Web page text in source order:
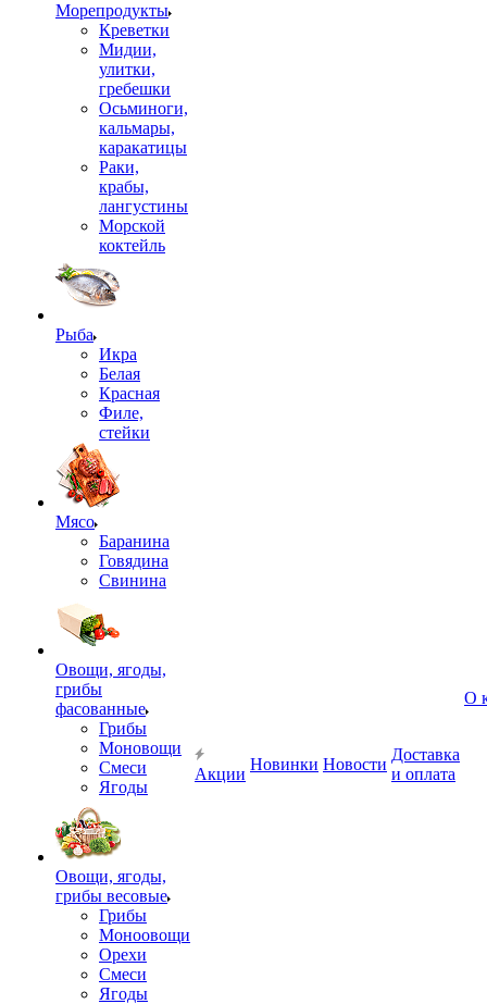
Морепродукты
Креветки
Мидии,
улитки,
гребешки
Осьминоги,
кальмары,
каракатицы
Раки,
крабы,
лангустины
Морской
коктейль
Рыба
Икра
Белая
Красная
Филе,
стейки
Мясо
Баранина
Говядина
Свинина
Овощи, ягоды,
грибы
фасованные
Грибы
Моновощи
Смеси
Ягоды
Овощи, ягоды,
грибы весовые
Грибы
Моноовощи
Орехи
Смеси
Ягоды
Акции
Новинки Новости
Доставка
и оплата
О